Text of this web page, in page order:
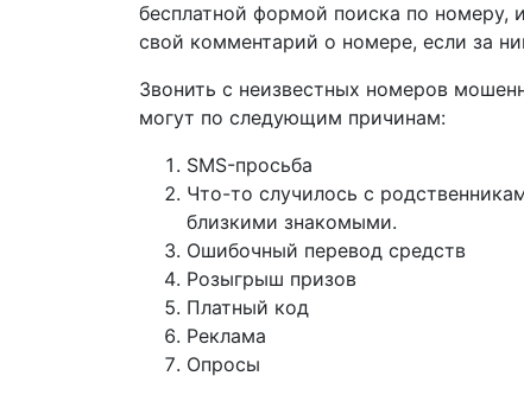
бесплатной формой поиска по номеру,
свой комментарий о номере, если за
Звонить с неизвестных номеров
могут по следующим причинам:
SMS-просьба
Что-то случилось с
близкими знакомыми.
Ошибочный перевод средств
Розыгрыш призов
Платный код
Реклама
Опросы